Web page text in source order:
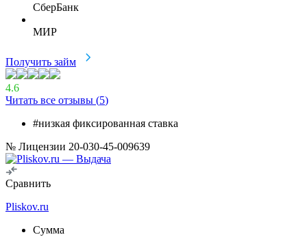
СберБанк
МИР
Получить займ
4.6
Читать все отзывы (5)
#низкая фиксированная ставка
№ Лицензии 20-030-45-009639
Сравнить
Pliskov.ru
Сумма